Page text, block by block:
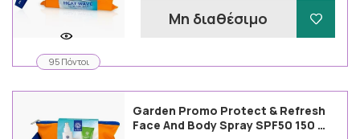
95 Πόντοι
Μη διαθέσιμο
Garden Promo Protect & Refresh
Face And Body Spray SPF50 150 …